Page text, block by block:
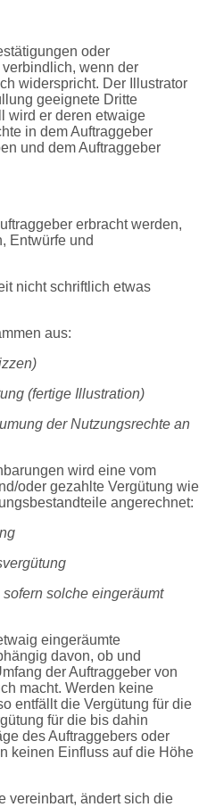
oder
wenn der
widerspricht. Der Illustrator
geeignete Dritte
wird er deren etwaige
in dem Auftraggeber
und dem Auftraggeber
erbracht werden,
Entwürfe und
nicht schriftlich etwas
aus:
(fertige Illustration)
der Nutzungsrechte an
wird eine vom
oder gezahlte Vergütung wie
angerechnet:
solche eingeräumt
eingeräumte
davon, ob und
der Auftraggeber von
macht. Werden keine
entfällt die Vergütung für die
für die bis dahin
des Auftraggebers oder
keinen Einfluss auf die Höhe
vereinbart, ändert sich die